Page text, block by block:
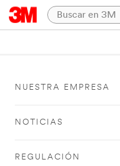
NUESTRA EMPRESA
NOTICIAS
REGULACIÓN